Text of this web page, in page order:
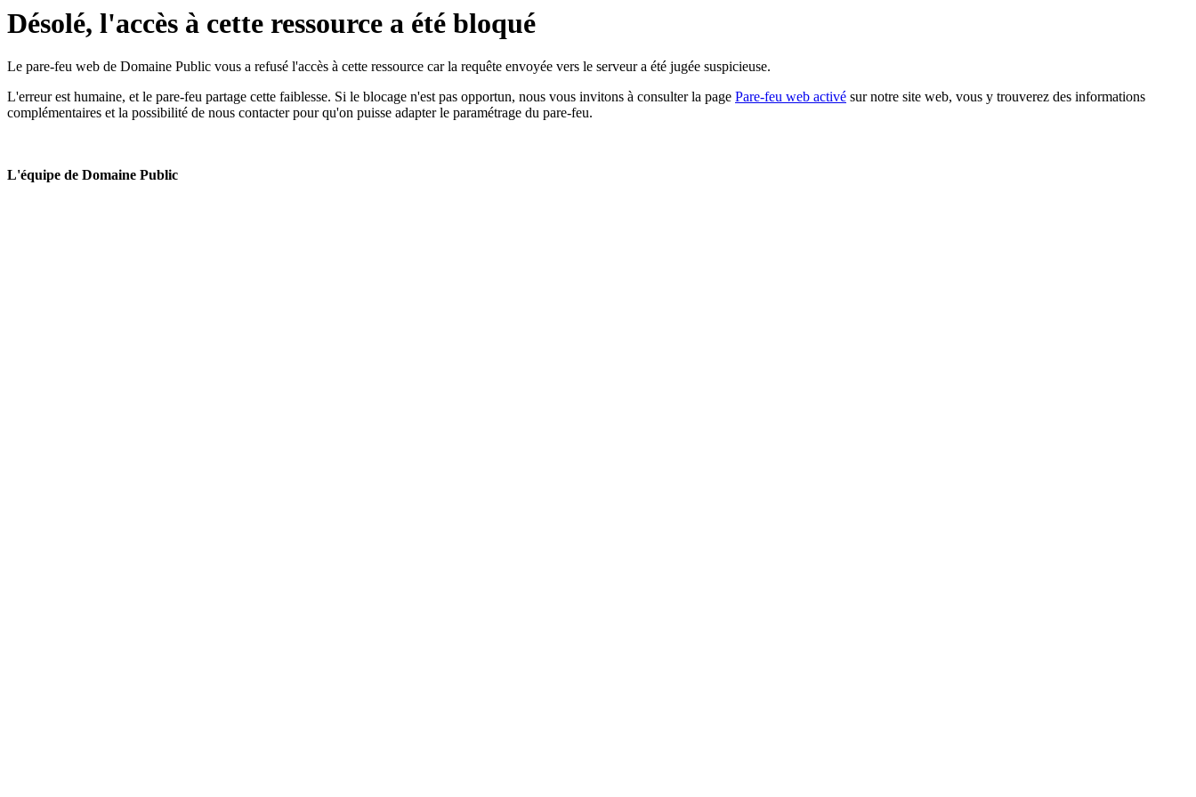
Désolé, l'accès à cette ressource a été bloqué
Le pare-feu web de Domaine Public vous a refusé l'accès à cette ressource car la requête envoyée vers le serveur a été jugée suspicieuse.
L'erreur est humaine, et le pare-feu partage cette faiblesse. Si le blocage n'est pas opportun, nous vous invitons à consulter la page Pare-feu web activé sur notre site web, vous y trouverez des informations
complémentaires et la possibilité de nous contacter pour qu'on puisse adapter le paramétrage du pare-feu.
L'équipe de Domaine Public